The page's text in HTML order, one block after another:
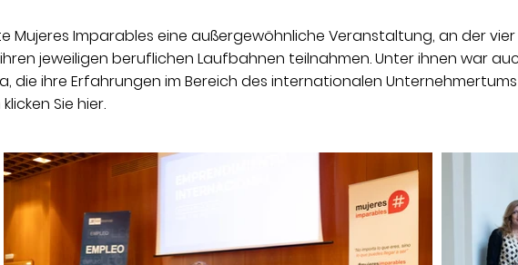
Mujeres Imparables eine außergewöhnliche Veranstaltung, an der vier
jeweiligen beruflichen Laufbahnen teilnahmen. Unter ihnen war
die ihre Erfahrungen im Bereich des internationalen
Sie hier.